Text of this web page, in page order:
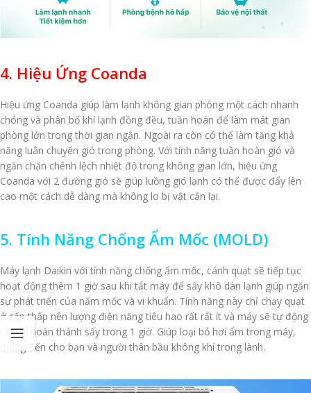
4. Hiệu Ứng Coanda
Hiệu ứng Coanda giúp làm lạnh không gian phòng một cách nhanh
chóng và phân bố khí lạnh đồng đều, tuần hoàn để làm mát gian
phòng lớn trong thời gian ngắn. Ngoài ra còn có thể làm tăng khả
năng luân chuyển gió trong phòng. Với tính năng tuần hoàn gió và
ngăn chặn chênh lệch nhiệt độ trong không gian lớn, hiệu ứng
Coanda với 2 đường gió sẽ giúp luồng gió lạnh có thể được đẩy lên
cao một cách dễ dàng mà không lo bị vật cản lại.
5. Tính Năng Chống Ẩm Mốc (MOLD)
Máy lạnh Daikin với tính năng chống ẩm mốc, cánh quạt sẽ tiếp tục
hoạt động thêm 1 giờ sau khi tắt máy để sấy khô dàn lạnh giúp ngăn
sự phát triển của nấm mốc và vi khuẩn. Tính năng này chỉ chạy quạt
ở cấp thấp nên lượng điện năng tiêu hao rất rất ít và máy sẽ tự động
tắt khi hoàn thánh sấy trong 1 giờ. Giúp loại bỏ hơi ẩm trong máy,
mang đến cho bạn và người thân bầu không khí trong lành.